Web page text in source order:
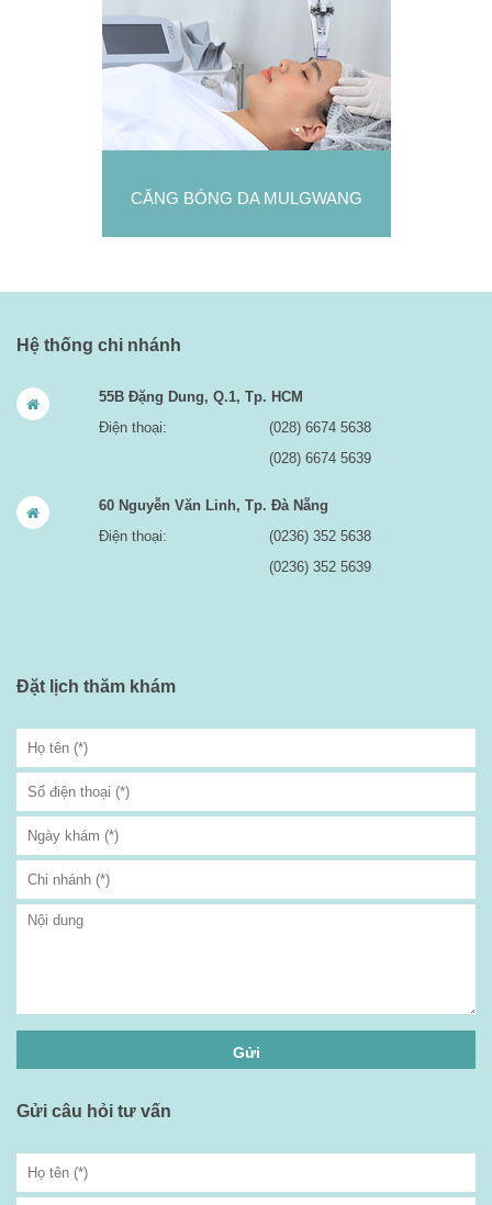
CĂNG BÓNG DA MULGWANG
Hệ thống chi nhánh
55B Đặng Dung, Q.1, Tp. HCM
Điện thoại:
(028) 6674 5638
(028) 6674 5639
60 Nguyễn Văn Linh, Tp. Đà Nẵng
Điện thoại:
(0236) 352 5638
(0236) 352 5639
Đặt lịch thăm khám
Gửi câu hỏi tư vấn